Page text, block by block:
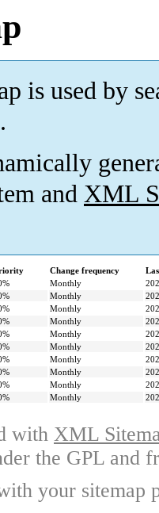
is used by
.
and XML
Change frequency
Monthly
Monthly
Monthly
Monthly
Monthly
Monthly
Monthly
Monthly
Monthly
Monthly
with XML
the GPL and
your sitemap